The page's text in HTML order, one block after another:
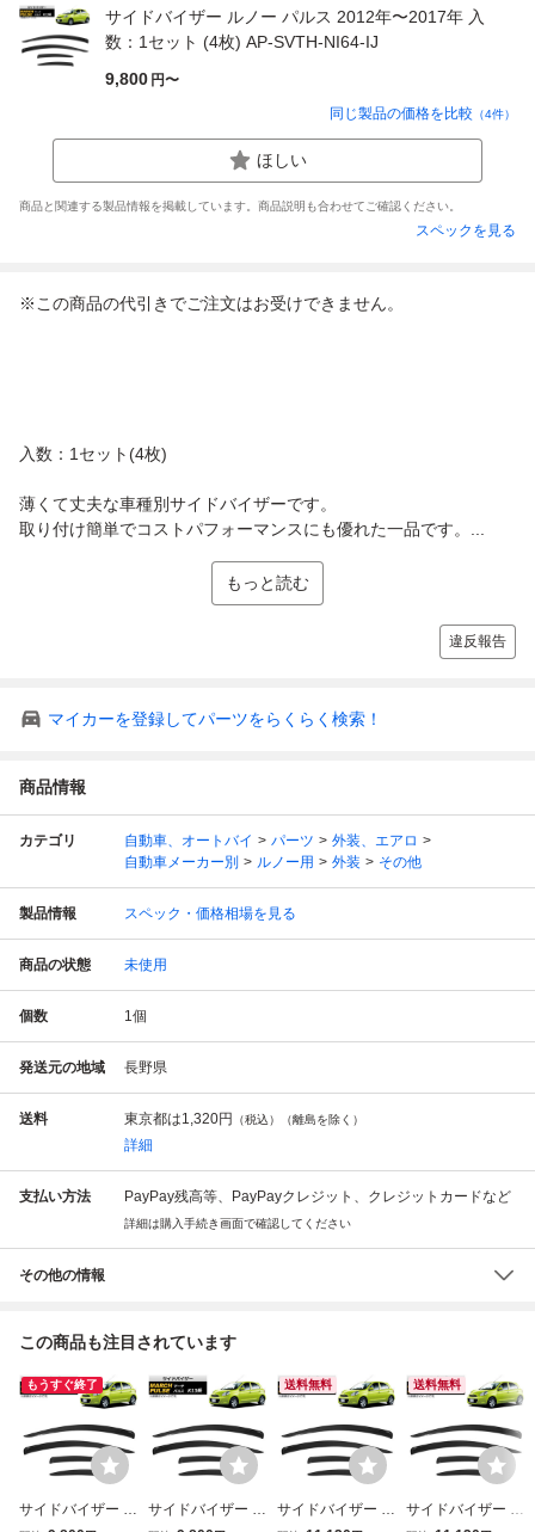
サイドバイザー ルノー パルス 2012年〜2017年 入
数：1セット (4枚) AP-SVTH-NI64-IJ
9,800 円〜
同じ製品の価格を比較 （4件）
ほしい
商品と関連する製品情報を掲載しています。商品説明も合わせてご確認ください。
スペックを見る
※この商品の代引きでご注文はお受けできません。
入数：1セット(4枚)
薄くて丈夫な車種別サイドバイザーです。
取り付け簡単でコストパフォーマンスにも優れた一品です。...
もっと読む
違反報告
マイカーを登録してパーツをらくらく検索！
商品情報
カテゴリ 自動車、オートバイ パーツ
外装、エアロ
自動車メーカー別
ルノー用 外装 その他
製品情報 スペック・価格相場を見る
商品の状態 未使用
個数 1個
発送元の地域 長野県
送料 東京都は1,320円 （税込）（離島を除く）
詳細
支払い方法 PayPay残高等、PayPayクレジット、クレジットカードなど
詳細は購入手続き画面で確認してください
その他の情報
この商品も注目されています
もうすぐ終了
サイドバイザー ル
サイドバイザー ル
送料無料
サイドバイザー ル
送料無料
サイドバイザー ル